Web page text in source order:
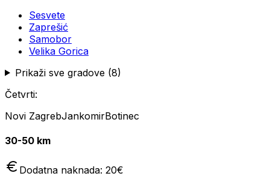
Sesvete
Zaprešić
Samobor
Velika Gorica
Prikaži sve gradove (8)
Četvrti:
Novi ZagrebJankomirBotinec
30-50 km
Dodatna naknada: 20€